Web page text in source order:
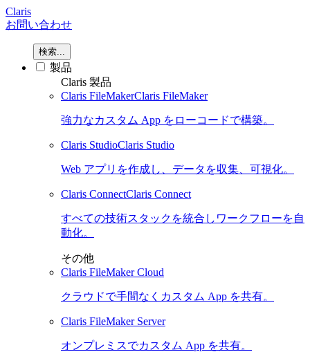
Claris
お問い合わせ
検索...
製品
Claris 製品
Claris FileMakerClaris FileMaker
強力なカスタム App をローコードで構築。
Claris StudioClaris Studio
Web アプリを作成し、データを収集、可視化。
Claris ConnectClaris Connect
すべての技術スタックを統合しワークフローを自
動化。
その他
Claris FileMaker Cloud
クラウドで手間なくカスタム App を共有。
Claris FileMaker Server
オンプレミスでカスタム App を共有。